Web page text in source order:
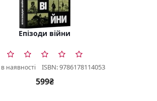
Епізоди війни
наявності ISBN: 9786178114053
599₴